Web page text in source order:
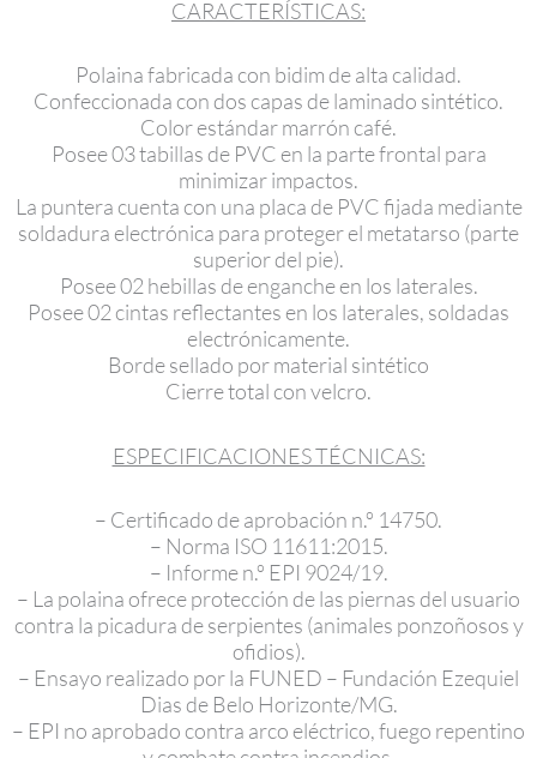
CARACTERÍSTICAS:
Polaina fabricada con bidim de alta calidad.
Confeccionada con dos capas de laminado sintético.
Color estándar marrón café.
Posee 03 tabillas de PVC en la parte frontal para
minimizar impactos.
La puntera cuenta con una placa de PVC fijada mediante
soldadura electrónica para proteger el metatarso (parte
superior del pie).
Posee 02 hebillas de enganche en los laterales.
Posee 02 cintas reflectantes en los laterales, soldadas
electrónicamente.
Borde sellado por material sintético
Cierre total con velcro.
ESPECIFICACIONES TÉCNICAS:
– Certificado de aprobación n.º 14750.
– Norma ISO 11611:2015.
– Informe n.º EPI 9024/19.
– La polaina ofrece protección de las piernas del usuario
contra la picadura de serpientes (animales ponzoñosos y
ofidios).
– Ensayo realizado por la FUNED – Fundación Ezequiel
Dias de Belo Horizonte/MG.
– EPI no aprobado contra arco eléctrico, fuego repentino